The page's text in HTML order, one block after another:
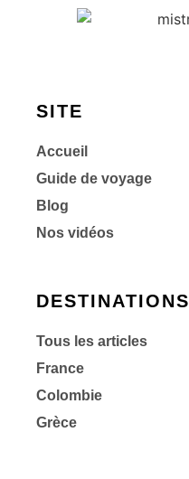
SITE
Accueil
Guide de voyage
Blog
Nos vidéos
DESTINATIONS
Tous les articles
France
Colombie
Grèce